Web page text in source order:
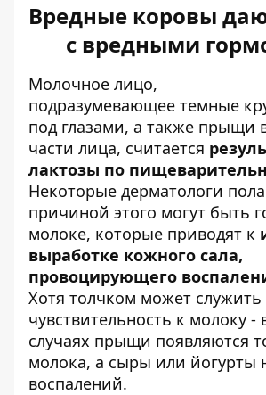
Вредные коровы
с вредными
Молочное лицо,
подразумевающее темные
под глазами, а также прыщи
части лица, считается
лактозы по
Некоторые дерматологи
причиной этого могут быть
молоке, которые приводят к
выработке кожного сала,
провоцирующего
Хотя толчком может служить
чувствительность к молоку -
случаях прыщи появляются
молока, а сыры или йогурты
воспалений.